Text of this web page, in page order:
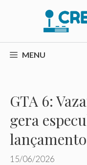
conteúdo
MENU
GTA 6:
gera
15/06/2026